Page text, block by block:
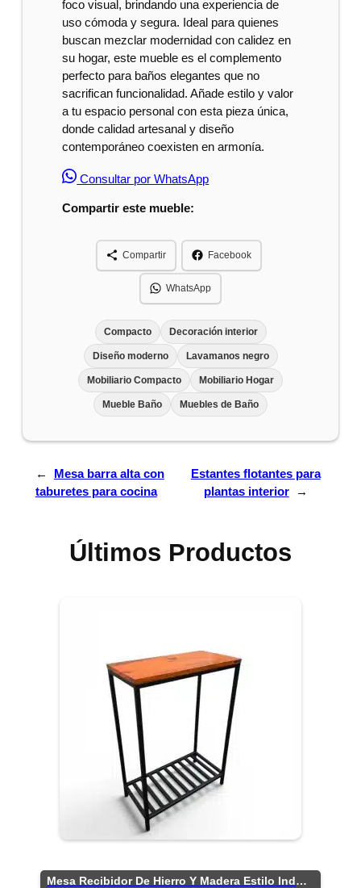
foco visual, brindando una experiencia de
uso cómoda y segura. Ideal para quienes
buscan mezclar modernidad con calidez en
su hogar, este mueble es el complemento
perfecto para baños elegantes que no
sacrifican funcionalidad. Añade estilo y valor
a tu espacio personal con esta pieza única,
donde calidad artesanal y diseño
contemporáneo coexisten en armonía.
Consultar por WhatsApp
Compartir este mueble:
Compartir Facebook
WhatsApp
Compacto Decoración interior
Diseño moderno Lavamanos negro
Mobiliario Compacto Mobiliario Hogar
Mueble Baño Muebles de Baño
←
Mesa barra alta con
taburetes para cocina
Estantes flotantes para
plantas interior
→
Últimos Productos
Mesa Recibidor De Hierro Y Madera Estilo Industrial